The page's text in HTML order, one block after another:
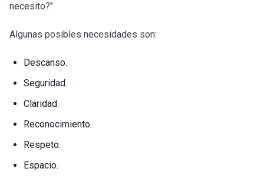
necesito?".
Algunas posibles necesidades son:
Descanso.
Seguridad.
Claridad.
Reconocimiento.
Respeto.
Espacio.